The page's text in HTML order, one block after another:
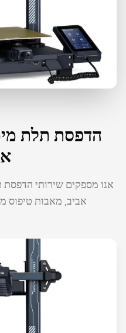
הדפסת תלת
אנו מספקים שירותי
אביב, מאבות טיפוס